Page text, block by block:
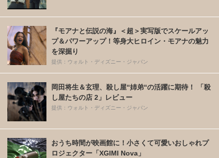
『モアナと伝説の海』＜超＞実写版でスケールアッ
プ＆パワーアップ！等身大ヒロイン・モアナの魅力
を深掘り
提供：ウォルト・ディズニー・ジャパン
岡田将生＆玄理、殺し屋“姉弟“の活躍に期待！ 「殺
し屋たちの店 2」レビュー
提供：ウォルト・ディズニー・ジャパン
おうち時間が映画館に！小さくて可愛いおしゃれプ
ロジェクター「XGIMI Nova」